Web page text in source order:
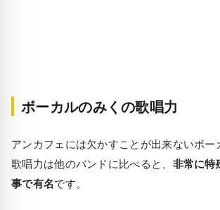
ボーカルのみくの歌唱力
アンカフェには欠かすことが出来ないボー
歌唱力は他のバンドに比べると、 非常に特
事で有名です。